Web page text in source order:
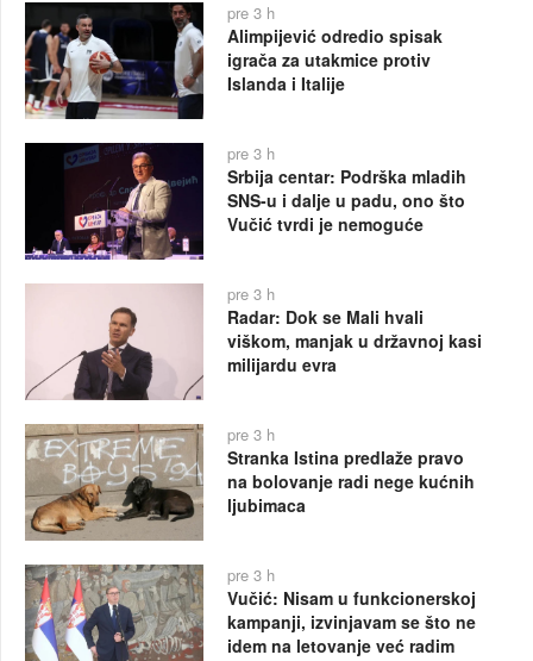
pre 3 h
Alimpijević odredio spisak
igrača za utakmice protiv
Islanda i Italije
pre 3 h
Srbija centar: Podrška mladih
SNS-u i dalje u padu, ono što
Vučić tvrdi je nemoguće
pre 3 h
Radar: Dok se Mali hvali
viškom, manjak u državnoj kasi
milijardu evra
pre 3 h
Stranka Istina predlaže pravo
na bolovanje radi nege kućnih
ljubimaca
pre 3 h
Vučić: Nisam u funkcionerskoj
kampanji, izvinjavam se što ne
idem na letovanje već radim